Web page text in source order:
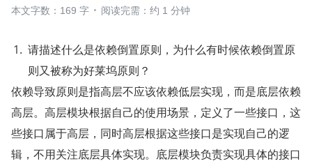
本文字数：169 字
阅读完需：约 1 分钟
请描述什么是依赖倒置原则，为什么有时候依赖倒置原
则又被称为好莱坞原则？
依赖导致原则是指高层不应该依赖低层实现，而是底层依赖
高层。高层模块根据自己的使用场景，定义了一些接口，这
些接口属于高层，同时高层根据这些接口是实现自己的逻
辑，不用关注底层具体实现。底层模块负责实现具体的接口